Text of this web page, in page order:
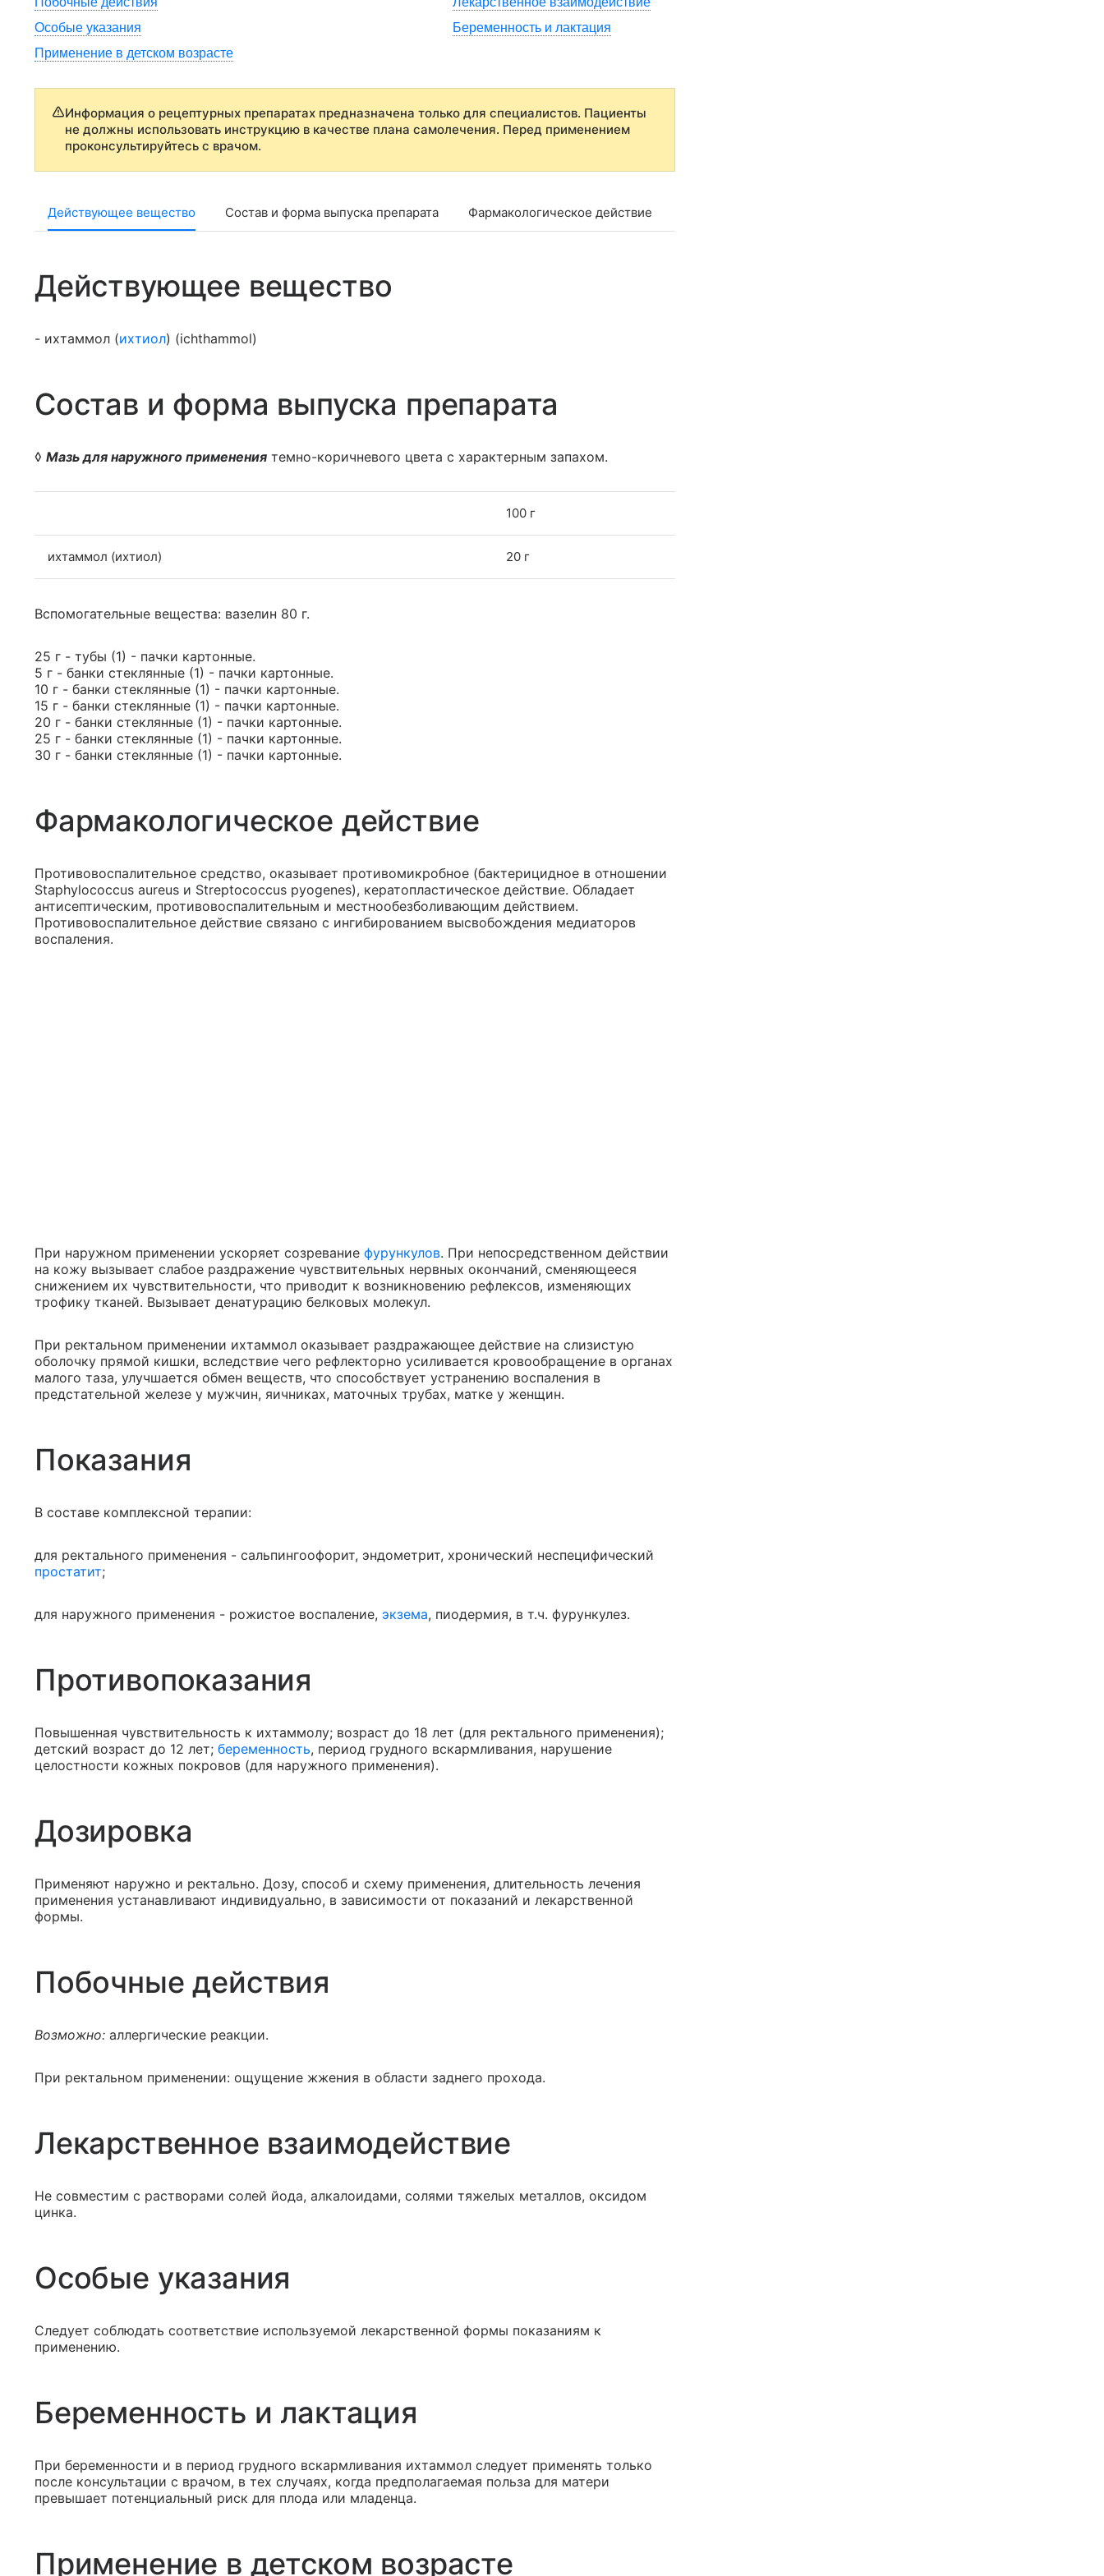
Особые указания
Беременность и лактация
Применение в детском возрасте
Информация о рецептурных препаратах предназначена только для специалистов. Пациенты
не должны использовать инструкцию в качестве плана самолечения. Перед применением
проконсультируйтесь с врачом.
Действующее вещество Состав и форма выпуска препарата Фармакологическое действие
Действующее вещество
- ихтаммол (ихтиол) (ichthammol)
Состав и форма выпуска препарата
◊ Мазь для наружного применения темно-коричневого цвета с характерным запахом.
100 г
ихтаммол (ихтиол) 20 г
Вспомогательные вещества: вазелин 80 г.
25 г - тубы (1) - пачки картонные.
5 г - банки стеклянные (1) - пачки картонные.
10 г - банки стеклянные (1) - пачки картонные.
15 г - банки стеклянные (1) - пачки картонные.
20 г - банки стеклянные (1) - пачки картонные.
25 г - банки стеклянные (1) - пачки картонные.
30 г - банки стеклянные (1) - пачки картонные.
Фармакологическое действие
Противовоспалительное средство, оказывает противомикробное (бактерицидное в отношении
Staphylococcus aureus и Streptococcus pyogenes), кератопластическое действие. Обладает
антисептическим, противовоспалительным и местнообезболивающим действием.
Противовоспалительное действие связано с ингибированием высвобождения медиаторов
воспаления.
При наружном применении ускоряет созревание фурункулов. При непосредственном действии
на кожу вызывает слабое раздражение чувствительных нервных окончаний, сменяющееся
снижением их чувствительности, что приводит к возникновению рефлексов, изменяющих
трофику тканей. Вызывает денатурацию белковых молекул.
При ректальном применении ихтаммол оказывает раздражающее действие на слизистую
оболочку прямой кишки, вследствие чего рефлекторно усиливается кровообращение в органах
малого таза, улучшается обмен веществ, что способствует устранению воспаления в
предстательной железе у мужчин, яичниках, маточных трубах, матке у женщин.
Показания
В составе комплексной терапии:
для ректального применения - сальпингоофорит, эндометрит, хронический неспецифический
простатит;
для наружного применения - рожистое воспаление, экзема, пиодермия, в т.ч. фурункулез.
Противопоказания
Повышенная чувствительность к ихтаммолу; возраст до 18 лет (для ректального применения);
детский возраст до 12 лет; беременность, период грудного вскармливания, нарушение
целостности кожных покровов (для наружного применения).
Дозировка
Применяют наружно и ректально. Дозу, способ и схему применения, длительность лечения
применения устанавливают индивидуально, в зависимости от показаний и лекарственной
формы.
Побочные действия
Возможно: аллергические реакции.
При ректальном применении: ощущение жжения в области заднего прохода.
Лекарственное взаимодействие
Не совместим с растворами солей йода, алкалоидами, солями тяжелых металлов, оксидом
цинка.
Особые указания
Следует соблюдать соответствие используемой лекарственной формы показаниям к
применению.
Беременность и лактация
При беременности и в период грудного вскармливания ихтаммол следует применять только
после консультации с врачом, в тех случаях, когда предполагаемая польза для матери
превышает потенциальный риск для плода или младенца.
Применение в детском возрасте